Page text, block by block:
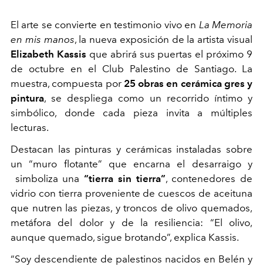
El arte se convierte en testimonio vivo en La Memoria
en mis manos, la nueva exposición de la artista visual
Elizabeth Kassis que abrirá sus puertas el próximo 9
de octubre en el Club Palestino de Santiago. La
muestra, compuesta por 25 obras en cerámica gres y
pintura, se despliega como un recorrido íntimo y
simbólico, donde cada pieza invita a múltiples
lecturas.
Destacan las pinturas y cerámicas instaladas sobre
un “muro flotante” que encarna el desarraigo y
simboliza una“tierra sin tierra”, contenedores de
vidrio con tierra proveniente de cuescos de aceituna
que nutren las piezas, y troncos de olivo quemados,
metáfora del dolor y de la resiliencia: “El olivo,
aunque quemado, sigue brotando”, explica Kassis.
“Soy descendiente de palestinos nacidos en Belén y